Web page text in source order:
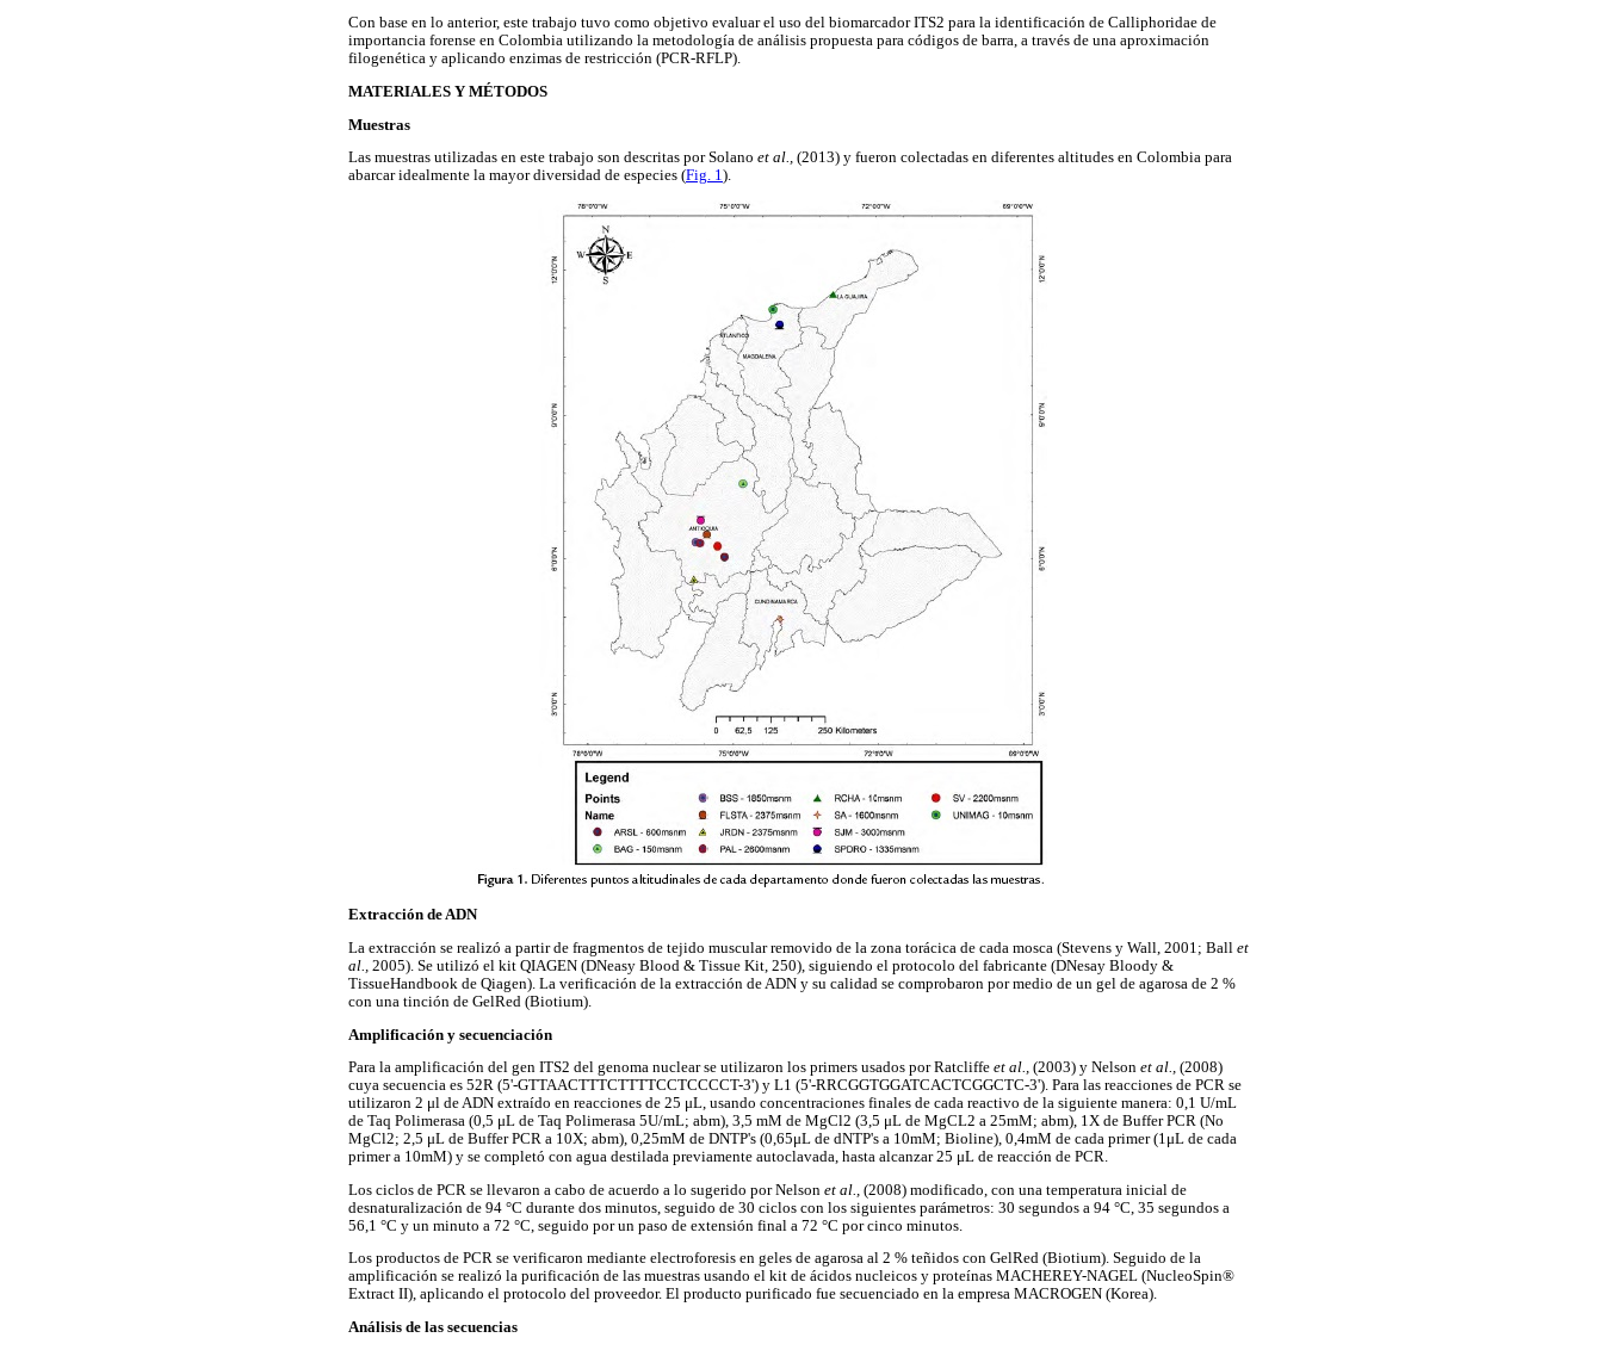
Con base en lo anterior, este trabajo tuvo como objetivo evaluar el uso del biomarcador ITS2 para la identificación de Calliphoridae de
importancia forense en Colombia utilizando la metodología de análisis propuesta para códigos de barra, a través de una aproximación
filogenética y aplicando enzimas de restricción (PCR-RFLP).
MATERIALES Y MÉTODOS
Muestras
Las muestras utilizadas en este trabajo son descritas por Solano et al., (2013) y fueron colectadas en diferentes altitudes en Colombia para
abarcar idealmente la mayor diversidad de especies (Fig. 1).
Extracción de ADN
La extracción se realizó a partir de fragmentos de tejido muscular removido de la zona torácica de cada mosca (Stevens y Wall, 2001; Ball et
al., 2005). Se utilizó el kit QIAGEN (DNeasy Blood & Tissue Kit, 250), siguiendo el protocolo del fabricante (DNesay Bloody &
TissueHandbook de Qiagen). La verificación de la extracción de ADN y su calidad se comprobaron por medio de un gel de agarosa de 2 %
con una tinción de GelRed (Biotium).
Amplificación y secuenciación
Para la amplificación del gen ITS2 del genoma nuclear se utilizaron los primers usados por Ratcliffe et al., (2003) y Nelson et al., (2008)
cuya secuencia es 52R (5'-GTTAACTTTCTTTTCCTCCCCT-3') y L1 (5'-RRCGGTGGATCACTCGGCTC-3'). Para las reacciones de PCR se
utilizaron 2 μl de ADN extraído en reacciones de 25 μL, usando concentraciones finales de cada reactivo de la siguiente manera: 0,1 U/mL
de Taq Polimerasa (0,5 μL de Taq Polimerasa 5U/mL; abm), 3,5 mM de MgCl2 (3,5 μL de MgCL2 a 25mM; abm), 1X de Buffer PCR (No
MgCl2; 2,5 μL de Buffer PCR a 10X; abm), 0,25mM de DNTP's (0,65μL de dNTP's a 10mM; Bioline), 0,4mM de cada primer (1μL de cada
primer a 10mM) y se completó con agua destilada previamente autoclavada, hasta alcanzar 25 μL de reacción de PCR.
Los ciclos de PCR se llevaron a cabo de acuerdo a lo sugerido por Nelson et al., (2008) modificado, con una temperatura inicial de
desnaturalización de 94 °C durante dos minutos, seguido de 30 ciclos con los siguientes parámetros: 30 segundos a 94 °C, 35 segundos a
56,1 °C y un minuto a 72 °C, seguido por un paso de extensión final a 72 °C por cinco minutos.
Los productos de PCR se verificaron mediante electroforesis en geles de agarosa al 2 % teñidos con GelRed (Biotium). Seguido de la
amplificación se realizó la purificación de las muestras usando el kit de ácidos nucleicos y proteínas MACHEREY-NAGEL (NucleoSpin®
Extract II), aplicando el protocolo del proveedor. El producto purificado fue secuenciado en la empresa MACROGEN (Korea).
Análisis de las secuencias